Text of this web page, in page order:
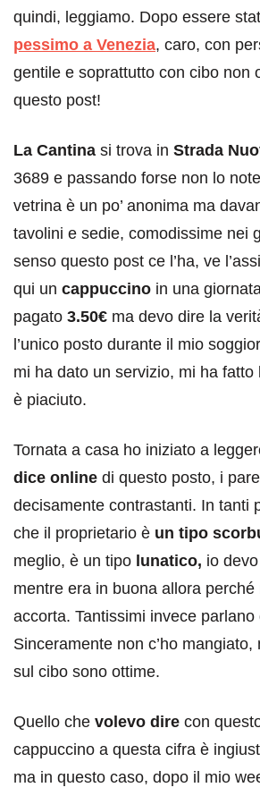
quindi, leggiamo. Dopo essere
pessimo a Venezia, caro, con
gentile e soprattutto con cibo non
questo post!
La Cantina si trova in Strada
3689 e passando forse non lo
vetrina è un po’ anonima ma
tavolini e sedie, comodissime nei
senso questo post ce l’ha, ve
qui un cappuccino in una
pagato 3.50€ ma devo dire la
l’unico posto durante il mio
mi ha dato un servizio, mi ha fatto
è piaciuto.
Tornata a casa ho iniziato a
dice online di questo posto, i
decisamente contrastanti. In tanti
che il proprietario è un tipo
meglio, è un tipo lunatico, io
mentre era in buona allora
accorta. Tantissimi invece parlano
Sinceramente non c’ho
sul cibo sono ottime.
Quello che volevo dire con
cappuccino a questa cifra è
ma in questo caso, dopo il mio